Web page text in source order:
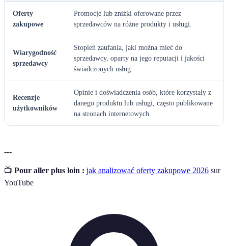
Oferty
zakupowe
Promocje lub zniżki oferowane przez
sprzedawców na różne produkty i usługi.
Wiarygodność
sprzedawcy
Stopień zaufania, jaki można mieć do
sprzedawcy, oparty na jego reputacji i jakości
świadczonych usług.
Recenzje
użytkowników
Opinie i doświadczenia osób, które korzystały z
danego produktu lub usługi, często publikowane
na stronach internetowych.
---
📺 Pour aller plus loin : jak analizować oferty zakupowe 2026 sur
YouTube